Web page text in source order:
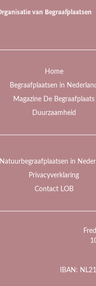
Home
Begraafplaatsen in
Magazine De Begraafplaats
Duurzaamheid
Natuurbegraafplaatsen in
Privacyverklaring
Contact LOB
IBAN: